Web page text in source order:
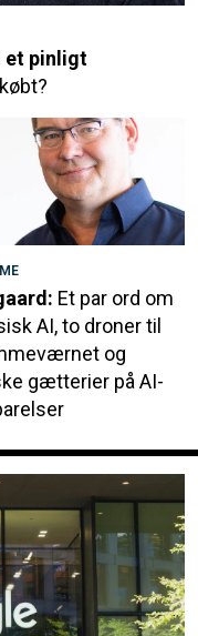
et pinligt
Et par ord om
AI, to droner til
og
gætterier på AI-